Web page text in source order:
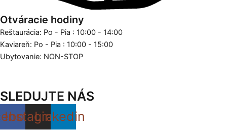
Otváracie hodiny
Reštaurácia: Po - Pia : 10:00 - 14:00
Kaviareň: Po - Pia : 10:00 - 15:00
Ubytovanie: NON-STOP
SLEDUJTE NÁS
Instagram
Linkedin